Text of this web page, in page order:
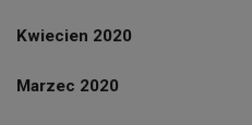
Kwiecien 2020
Marzec 2020